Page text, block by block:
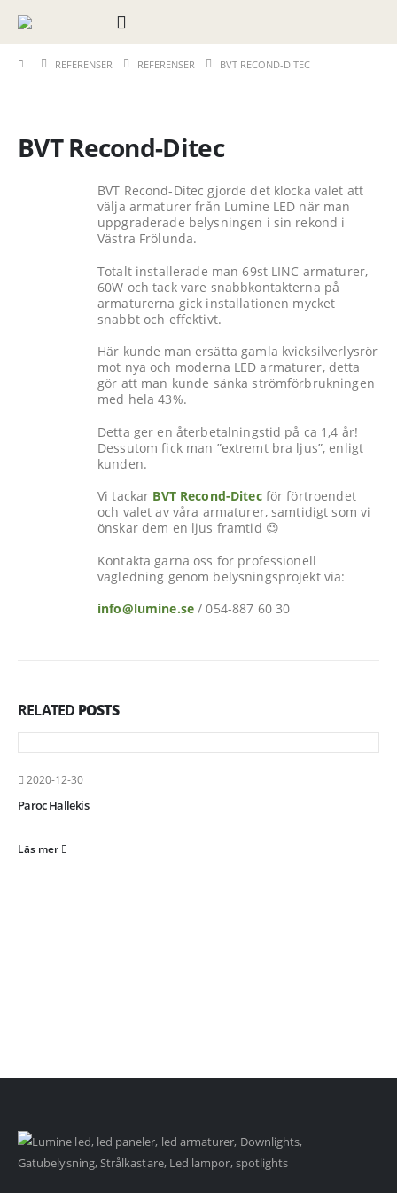
REFERENSER REFERENSER BVT RECOND-DITEC
BVT Recond-Ditec
BVT Recond-Ditec gjorde det klocka valet att
välja armaturer från Lumine LED när man
uppgraderade belysningen i sin rekond i
Västra Frölunda.
Totalt installerade man 69st LINC armaturer,
60W och tack vare snabbkontakterna på
armaturerna gick installationen mycket
snabbt och effektivt.
Här kunde man ersätta gamla kvicksilverlysrör
mot nya och moderna LED armaturer, detta
gör att man kunde sänka strömförbrukningen
med hela 43%.
Detta ger en återbetalningstid på ca 1,4 år!
Dessutom fick man ”extremt bra ljus”, enligt
kunden.
Vi tackar BVT Recond-Ditecför förtroendet
och valet av våra armaturer, samtidigt som vi
önskar dem en ljus framtid 😉
Kontakta gärna oss för professionell
vägledning genom belysningsprojekt via:
info@lumine.se/ 054-887 60 30
RELATED POSTS
2020-12-30
Paroc Hällekis
Läs mer